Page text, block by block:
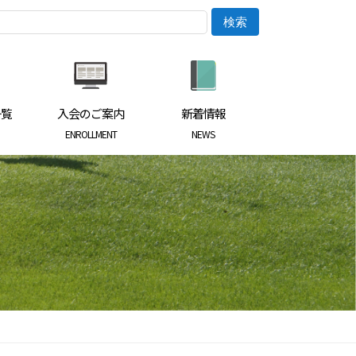
入会のご案内
ENROLLMENT
新着情報
NEWS